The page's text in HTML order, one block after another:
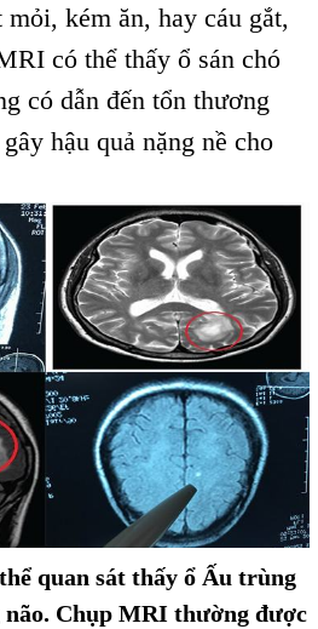
kém ăn, hay cáu gắt,
có thể thấy ổ sán chó
có dẫn đến tổn thương
hậu quả nặng nề cho
quan sát thấy ổ Ấu trùng
Chụp MRI thường được